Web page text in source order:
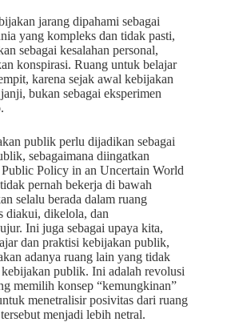
jarang dipahami sebagai
yang kompleks dan tidak pasti,
sebagai kesalahan personal,
konspirasi. Ruang untuk belajar
karena sejak awal kebijakan
bukan sebagai eksperimen
publik perlu dijadikan sebagai
sebagaimana diingatkan
Policy in an Uncertain World
pernah bekerja di bawah
selalu berada dalam ruang
diakui, dikelola, dan
Ini juga sebagai upaya kita,
dan praktisi kebijakan publik,
adanya ruang lain yang tidak
publik. Ini adalah revolusi
memilih konsep “kemungkinan”
menetralisir posivitas dari ruang
menjadi lebih netral.